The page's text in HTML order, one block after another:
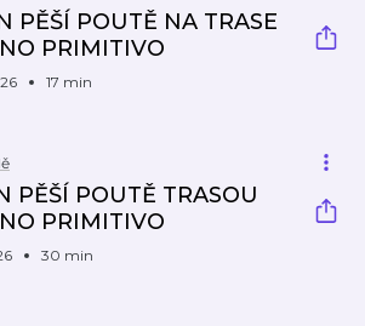
PĚŠÍ POUTĚ NA TRASE
PRIMITIVO
17 min
PĚŠÍ POUTĚ TRASOU
PRIMITIVO
30 min